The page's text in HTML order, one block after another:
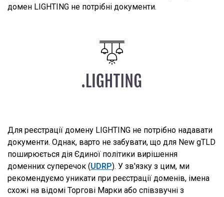
домен LIGHTING не потрібні документи.
Для реєстрації домену LIGHTING не потрібно надавати
документи. Однак, варто не забувати, що для New gTLD
поширюється дія Єдиної політики вирішення
доменних суперечок (UDRP). У зв'язку з цим, ми
рекомендуємо уникати при реєстрації доменів, імена
схожі на відомі Торгові Марки або співзвучні з